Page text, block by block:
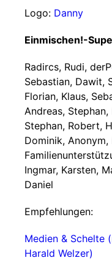
Logo: Danny
Einmischen!-
Radircs, Rudi,
Sebastian, Dawit,
Florian, Klaus,
Andreas,
Stephan, Robert,
Dominik,
Ingmar, Karsten,
Daniel
Empfehlungen:
Medien & Schelte
Harald Welzer)